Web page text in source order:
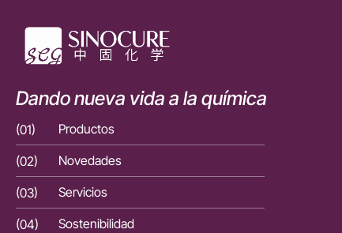
Dando nueva vida a la química
(01) Productos
(02)
Novedades
(03)
Servicios
(04)
Sostenibilidad